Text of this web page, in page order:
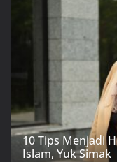
10 Tips Menjadi
Islam, Yuk Simak